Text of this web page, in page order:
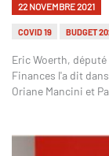
22 NOVEMBRE 2021
COVID 19 BUDGET
Eric Woerth,
Finances l'a dit
Oriane Mancini et